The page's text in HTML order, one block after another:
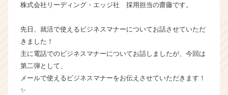
ン
ャ
成
株式会社リーディング・エッジ社 採用担当の齋藤です。
先日、就活で使えるビジネスマナーについてお話させていただ
きました！
主に電話でのビジネスマナーについてお話しましたが、今回は
第二弾として、
メールで使えるビジネスマナーをお伝えさせていただきます！
✨